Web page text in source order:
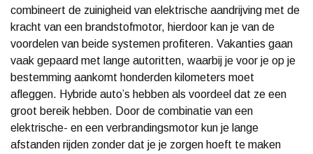
combineert de zuinigheid van elektrische aandrijving met de
kracht van een brandstofmotor, hierdoor kan je van de
voordelen van beide systemen profiteren. Vakanties gaan
vaak gepaard met lange autoritten, waarbij je voor je op je
bestemming aankomt honderden kilometers moet
afleggen. Hybride auto’s hebben als voordeel dat ze een
groot bereik hebben. Door de combinatie van een
elektrische- en een verbrandingsmotor kun je lange
afstanden rijden zonder dat je je zorgen hoeft te maken